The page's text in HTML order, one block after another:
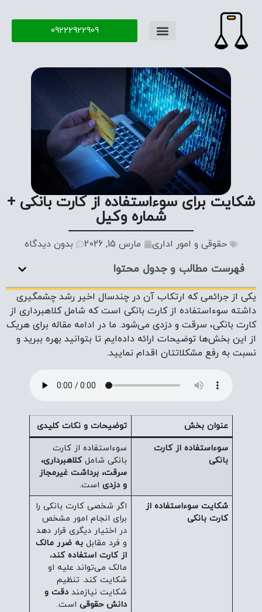
09222922909
شکایت برای سوء‌استفاده از کارت بانکی +
شماره وکیل
حقوقی و امور اداری مارس 15, 2026 بدون دیدگاه
فهرست مطالب و جدول محتوا
یکی از جرائمی که ارتکاب آن در چندسال اخیر رشد چشمگیری
داشته سوء‌استفاده از کارت بانکی است که شامل کلاهبرداری از
کارت بانکی، سرقت و دزدی می‌شود. ما در ادامه مقاله برای هریک
از این بخش‌ها توضیحات ارائه داده‌ایم تا بتوانید بهره ببرید و
نسبت به رفع مشکلاتتان اقدام نمایید.
عنوان بخش
توضیحات و نکات کلیدی
سوءاستفاده از کارت
بانکی
سوءاستفاده از کارت
بانکی شاملکلاهبرداری،
سرقت، برداشت غیرمجاز
و دزدی است.
شکایت سوءاستفاده از
کارت بانکی
اگر شخصی کارت بانکی را
برای انجام امور مشخص
در اختیار دیگری قرار دهد
و فرد مقابلبه ضرر مالک
از کارت استفاده کند،
مالک می‌تواند علیه او
شکایت کند. تنظیم
شکایت نیازمنددقت و
دانش حقوقی است.